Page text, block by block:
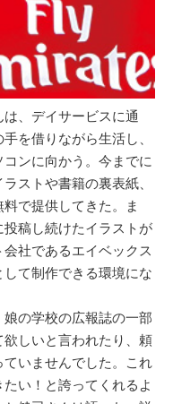
、デイサービスに通
を借りながら生活し、
ンに向かう。今までに
ストや書籍の裏表紙、
で提供してきた。ま
稿し続けたイラストが
社であるエイベックス
て制作できる環境にな
の学校の広報誌の一部
しいと言われたり、頼
いませんでした。これ
い！と誇ってくれるよ